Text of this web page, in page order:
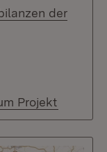
der
Projekt